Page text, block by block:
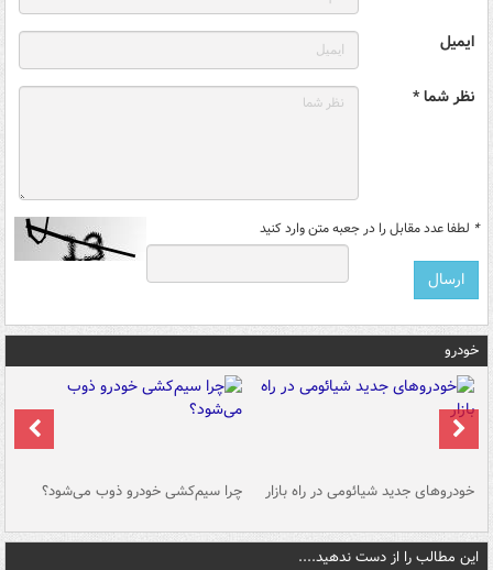
ایمیل
نظر شما *
* لطفا عدد مقابل را در جعبه متن وارد کنید
خودرو
خودروهای جدید شیائومی در راه بازار چرا سیم‌کشی خودرو ذوب می‌شود؟
این مطالب را از دست ندهید....